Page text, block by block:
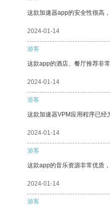
这款加速器app的安全性很高
2024-01-14
游客
这款app的酒店、餐厅推荐非
2024-01-14
游客
这款加速器VPM应用程序已经
2024-01-14
游客
这款app的音乐资源非常优质
2024-01-14
游客